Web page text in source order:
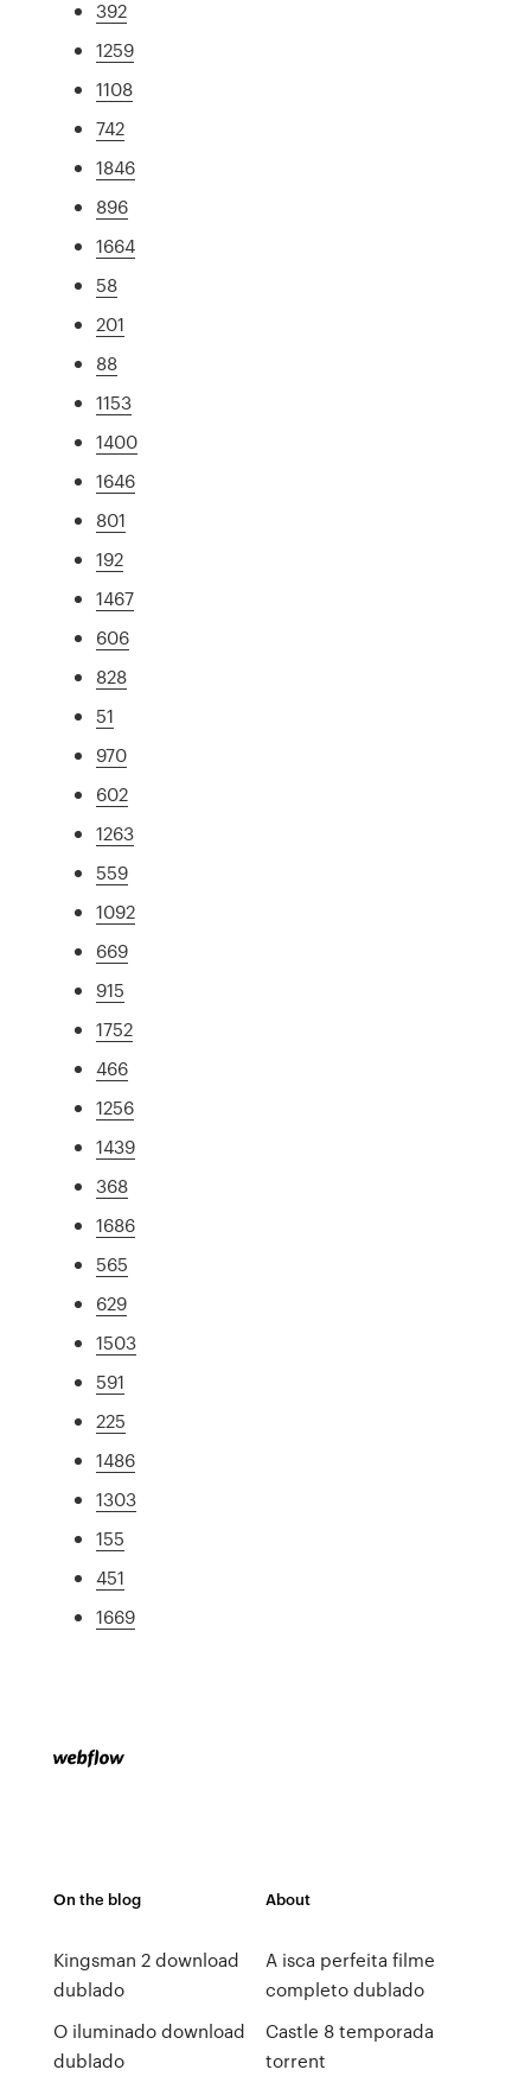
392
1259
1108
742
1846
896
1664
58
201
88
1153
1400
1646
801
192
1467
606
828
51
970
602
1263
559
1092
669
915
1752
466
1256
1439
368
1686
565
629
1503
591
225
1486
1303
155
451
1669
On the blog
Kingsman 2 download
dublado
O iluminado download
dublado
About
A isca perfeita filme
completo dublado
Castle 8 temporada
torrent